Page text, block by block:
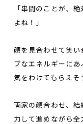
「串間のことが、
よね！」
顔を見合わせて笑い
ブなエネルギーに
気をわけてもらえそ
両家の顔合わせ、
力して進めながら